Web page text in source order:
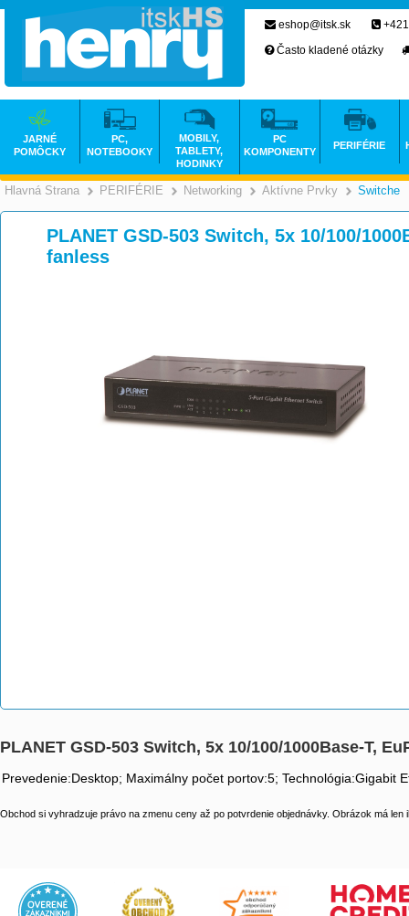
Hlavná Strana >
PERIFÉRIE >
Networking >
Aktívne Prvky Switche
PLANET GSD-503 Switch, 5x 10/100/
fanless
PLANET GSD-503 Switch, 5x 10/100/1000Base-T,
Prevedenie:Desktop; Maximálny počet portov:5; Technológia:Gigabit
Obchod si vyhradzuje právo na zmenu ceny až po potvrdenie objednávky. Obrázok má len
eshop@itsk.sk
Často kladené otázky
JARNÉ
POMÔCKY
PC,
NOTEBOOKY
MOBILY,
TABLETY,
HODINKY
PC
KOMPONENTY
PERIFÉRIE